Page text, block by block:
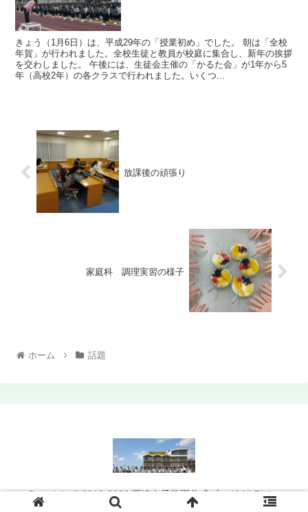
きょう（1月6日）は、平成29年の「授業初め」でした。 朝は「全校
年賀」が行われました。全校生徒と教員が校庭に集合し、新年の挨拶
を交わしました。 午後には、生徒会主催の「かるた会」が1年から5
年（高校2年）の各クラスで行われました。いくつ...
放課後の頑張り
家庭科 調理実習の様子
ホーム 話題
Copyright © 2012-2026 西遠女子学園公式ブログ All Rights